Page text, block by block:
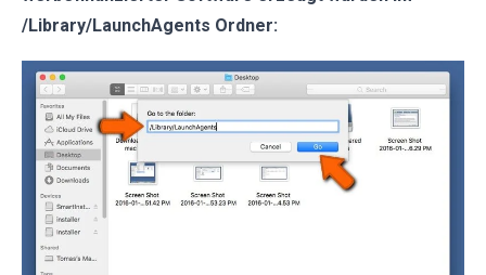
/Library/LaunchAgents Ordner: